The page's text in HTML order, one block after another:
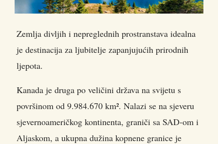
Zemlja divljih i nepreglednih prostranstava idealna
je destinacija za ljubitelje zapanjujućih prirodnih
ljepota.
Kanada je druga po veličini država na svijetu s
površinom od 9.984.670 km². Nalazi se na sjeveru
sjevernoameričkog kontinenta, graniči sa SAD-om i
Aljaskom, a ukupna dužina kopnene granice je